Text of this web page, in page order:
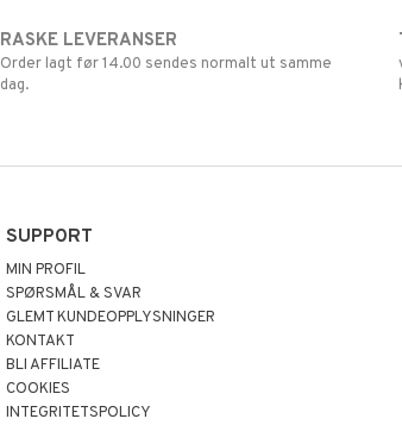
RASKE LEVERANSER
Order lagt før 14.00 sendes normalt ut samme
dag.
SUPPORT
MIN PROFIL
SPØRSMÅL & SVAR
GLEMT KUNDEOPPLYSNINGER
KONTAKT
BLI AFFILIATE
COOKIES
INTEGRITETSPOLICY